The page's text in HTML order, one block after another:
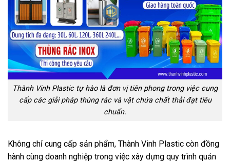
Thành Vinh Plastic tự hào là đơn vị tiên phong trong việc cung
cấp các giải pháp thùng rác và vật chứa chất thải đạt tiêu
chuẩn.
Không chỉ cung cấp sản phẩm, Thành Vinh Plastic còn đồng
hành cùng doanh nghiệp trong việc xây dựng quy trình quản